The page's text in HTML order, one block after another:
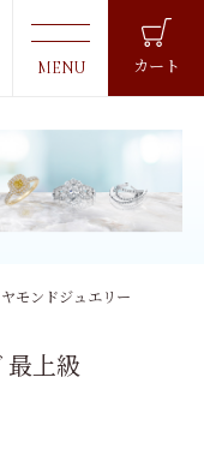
カート
モンドジュエリー
最上級